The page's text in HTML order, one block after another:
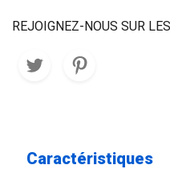
REJOIGNEZ-NOUS SUR
Caractéristiques